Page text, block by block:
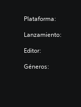
Plataforma:
Lanzamiento:
Editor:
Géneros: